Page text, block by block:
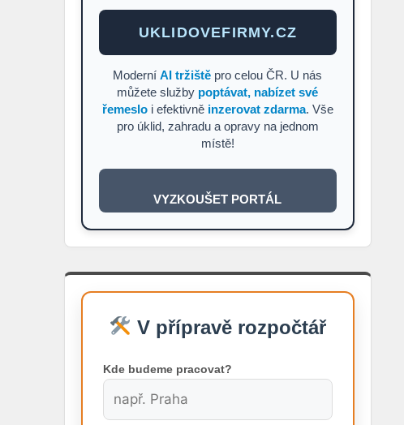
UKLIDOVEFIRMY.CZ
ModerníAI tržiště pro celou ČR. U nás
můžete služby poptávat, nabízet své
řemesloi efektivně inzerovat zdarma. Vše
pro úklid, zahradu a opravy na jednom
místě!
VYZKOUŠET PORTÁL
V přípravě rozpočtář
Kde budeme pracovat?